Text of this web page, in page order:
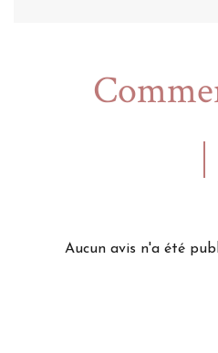
Aucun avis n'a été